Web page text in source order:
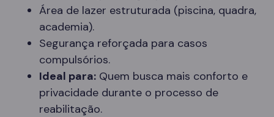
Área de lazer estruturada (piscina, quadra,
academia).
Segurança reforçada para casos
compulsórios.
Ideal para: Quem busca mais conforto e
privacidade durante o processo de
reabilitação.